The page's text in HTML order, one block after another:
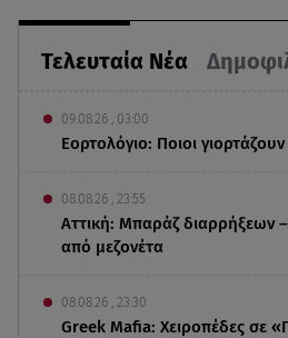
Τελευταία Νέα
09.08.26 , 03:00
Εορτολόγιο: Ποιοι
08.08.26 , 23:55
Αττική: Μπαράζ διαρρήξεων
από μεζονέτα
08.08.26 , 23:30
Greek Mafia: Χειροπέδες σε